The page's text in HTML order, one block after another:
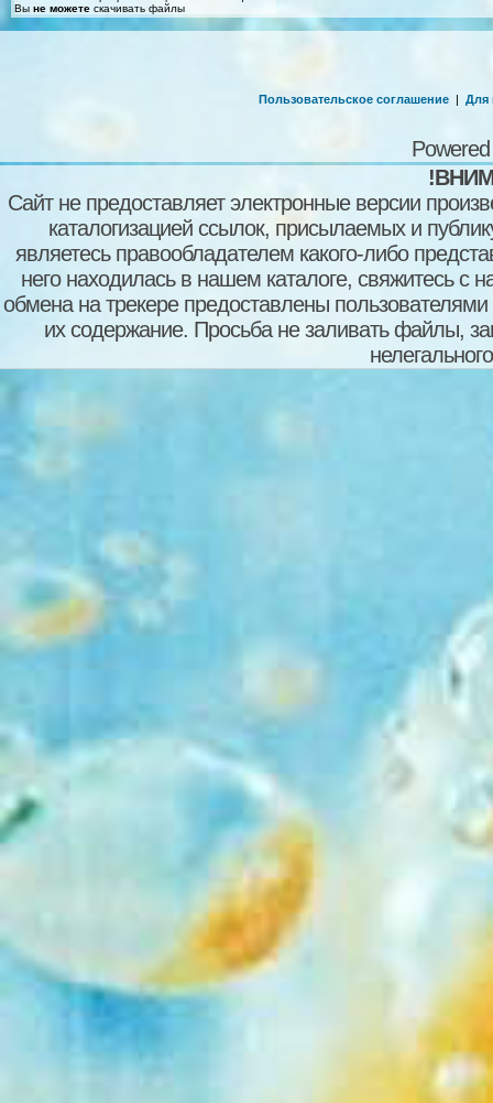
Вы не можете скачивать файлы
Пользовательское соглашение | Для
Сайт не предоставляет электронные версии
каталогизацией ссылок, присылаемых и
являетесь правообладателем какого-либо
него находилась в нашем каталоге, свяжитесь
обмена на трекере предоставлены пользователями
их содержание. Просьба не заливать файлы,